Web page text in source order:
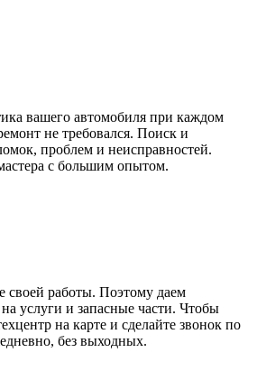
вашего автомобиля при каждом
не требовался. Поиск и
проблем и неисправностей.
с большим опытом.
своей работы. Поэтому даем
услуги и запасные части. Чтобы
на карте и сделайте звонок по
без выходных.